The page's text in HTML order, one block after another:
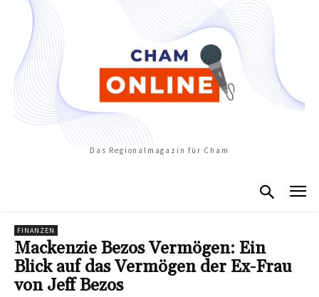
Das Regionalmagazin für Cham
FINANZEN
Mackenzie Bezos Vermögen: Ein
Blick auf das Vermögen der Ex-Frau
von Jeff Bezos